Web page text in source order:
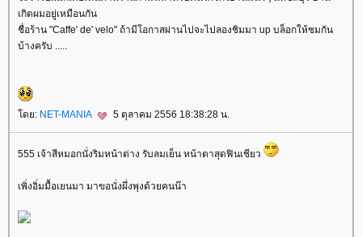
เกิดผมอยู่เหมือนกัน
ชื่อร้าน "Caffe' de' velo" ถ้ามีโอกาสผ่านไปจะไปลองชิมมา up บล็อกให้ชมกัน
บ้างครับ .....
ดย: NET-MANIA 5 ตุลาคม 2556 18:38:28 น.
555 เจ้าสีหมอกนั่งริมหน้าต่าง รับลมเย็น หน้าตาสุดฟินเชียว
เพิ่งอิ่มมื้อเยนมา มาขอนั่งผึ่งพุงด้วยคนน๊า